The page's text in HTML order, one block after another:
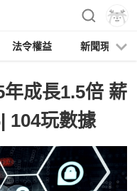
法令權益 新聞現場
成長1.5倍 薪
104玩數據